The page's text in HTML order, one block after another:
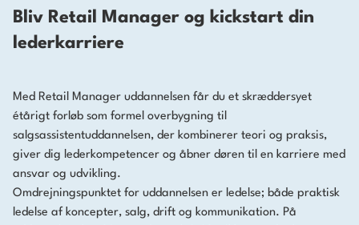
Bliv Retail Manager og kickstart din
lederkarriere
Med Retail Manager uddannelsen får du et skræddersyet
étårigt forløb som formel overbygning til
salgsassistentuddannelsen, der kombinerer teori og praksis,
giver dig lederkompetencer og åbner døren til en karriere med
ansvar og udvikling.
Omdrejningspunktet for uddannelsen er ledelse; både praktisk
ledelse af koncepter, salg, drift og kommunikation. På